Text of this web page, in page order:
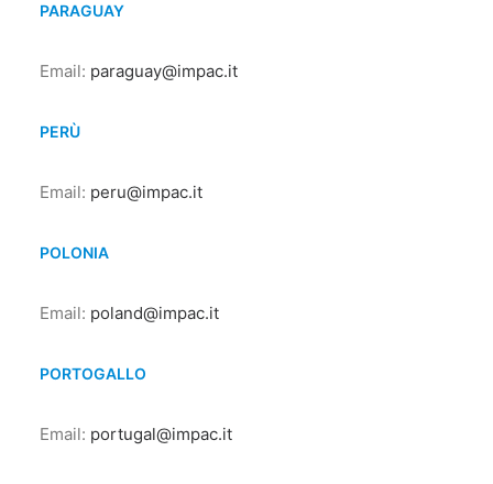
PARAGUAY
Email: paraguay@impac.it
PERÙ
Email: peru@impac.it
POLONIA
Email: poland@impac.it
PORTOGALLO
Email: portugal@impac.it